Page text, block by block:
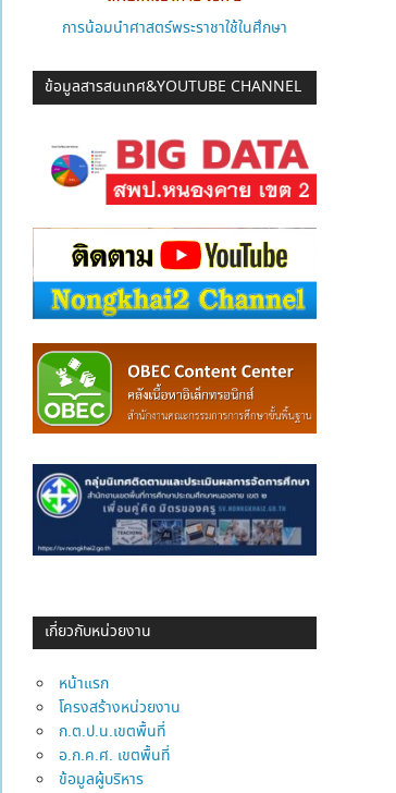
การน้อมนำศาสตร์พระราชาใช้ในศึกษา
ข้อมูลสารสนเทศ&YOUTUBE CHANNEL
เกี่ยวกับหน่วยงาน
หน้าแรก
โครงสร้างหน่วยงาน
ก.ต.ป.น.เขตพื้นที่
อ.ก.ค.ศ. เขตพื้นที่
ข้อมูลผู้บริหาร